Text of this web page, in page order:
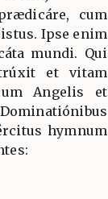
cum
Ipse enim
mundi. Qui
et vitam
Angelis et
hymnum